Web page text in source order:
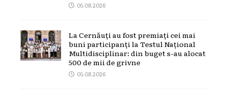
05.08.2026
La Cernăuți au fost premiați cei mai
buni participanți la Testul Național
Multidisciplinar: din buget s-au alocat
500 de mii de grivne
05.08.2026